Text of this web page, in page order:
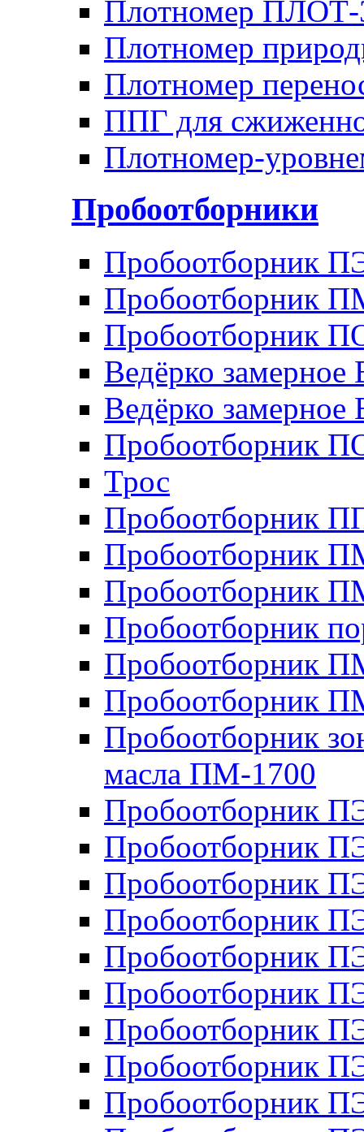
Плотномер
Плотномер
Плотномер
ППГ для
Плотномер-
Пробоотборники
Пробоотборник
Пробоотборник
Пробоотборник
Ведёрко замерное
Ведёрко замерное
Пробоотборник
Трос
Пробоотборник
Пробоотборник
Пробоотборник
Пробоотборник
Пробоотборник
Пробоотборник
масла ПМ-1700
Пробоотборник
Пробоотборник
Пробоотборник
Пробоотборник
Пробоотборник
Пробоотборник
Пробоотборник
Пробоотборник
Пробоотборник